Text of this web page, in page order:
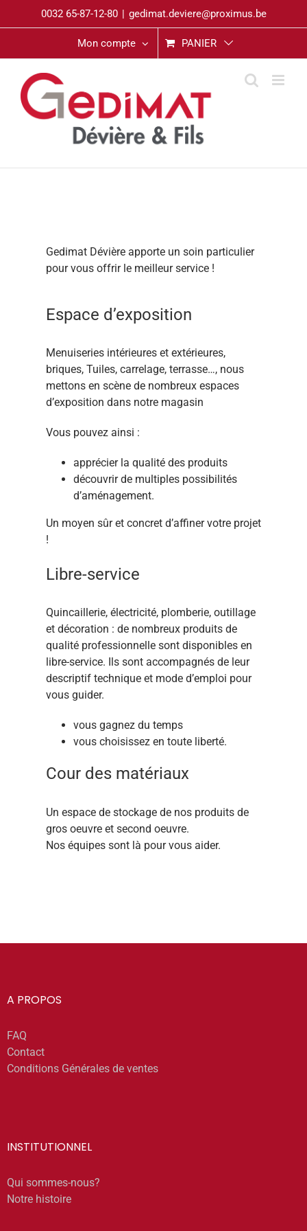
0032 65-87-12-80 | gedimat.deviere@proximus.be
Mon compte PANIER
Gedimat Dévière apporte un soin particulier
pour vous offrir le meilleur service !
Espace d’exposition
Menuiseries intérieures et extérieures,
briques, Tuiles, carrelage, terrasse…, nous
mettons en scène de nombreux espaces
d’exposition dans notre magasin
Vous pouvez ainsi :
apprécier la qualité des produits
découvrir de multiples possibilités
d’aménagement.
Un moyen sûr et concret d’affiner votre projet
!
Libre-service
Quincaillerie, électricité, plomberie, outillage
et décoration : de nombreux produits de
qualité professionnelle sont disponibles en
libre-service. Ils sont accompagnés de leur
descriptif technique et mode d’emploi pour
vous guider.
vous gagnez du temps
vous choisissez en toute liberté.
Cour des matériaux
Un espace de stockage de nos produits de
gros oeuvre et second oeuvre.
Nos équipes sont là pour vous aider.
A PROPOS
FAQ
Contact
Conditions Générales de ventes
INSTITUTIONNEL
Qui sommes-nous?
Notre histoire